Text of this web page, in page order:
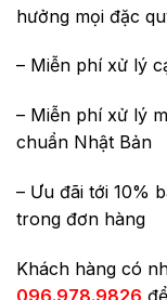
hưởng mọi đặc
– Miễn phí xử lý
– Miễn phí xử lý
chuẩn Nhật Bản
– Ưu đãi tới 10%
trong đơn hàng
Khách hàng có
096.978.9826